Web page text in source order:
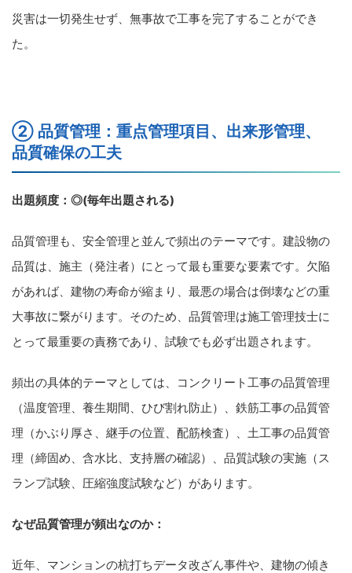
災害は一切発生せず、無事故で工事を完了することができ
た。
② 品質管理：重点管理項目、出来形管理、
品質確保の工夫
出題頻度：◎(毎年出題される)
品質管理も、安全管理と並んで頻出のテーマです。建設物の
品質は、施主（発注者）にとって最も重要な要素です。欠陥
があれば、建物の寿命が縮まり、最悪の場合は倒壊などの重
大事故に繋がります。そのため、品質管理は施工管理技士に
とって最重要の責務であり、試験でも必ず出題されます。
頻出の具体的テーマとしては、コンクリート工事の品質管理
（温度管理、養生期間、ひび割れ防止）、鉄筋工事の品質管
理（かぶり厚さ、継手の位置、配筋検査）、土工事の品質管
理（締固め、含水比、支持層の確認）、品質試験の実施（ス
ランプ試験、圧縮強度試験など）があります。
なぜ品質管理が頻出なのか：
近年、マンションの杭打ちデータ改ざん事件や、建物の傾き